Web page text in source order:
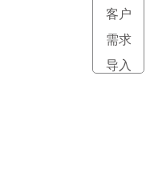
客户
需求
导入